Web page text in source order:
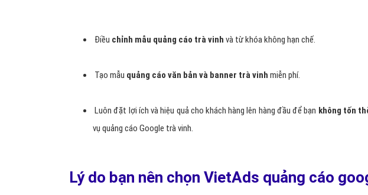
Điều chỉnh mẫu quảng cáo trà vinh và từ khóa không hạn chế.
Tạo mẫu quảng cáo văn bản và banner trà vinh miễn phí.
Luôn đặt lợi ích và hiệu quả cho khách hàng lên hàng đầu để bạn không tốn
vụ quảng cáo Google trà vinh.
Lý do bạn nên chọn VietAds quảng cáo